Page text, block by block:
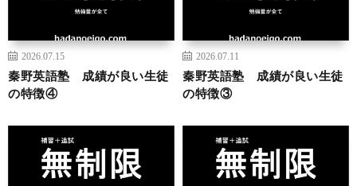
2026.07.15
秦野英語塾 成績が良い生徒
の特徴④
2026.07.11
秦野英語塾 成績が良い生徒
の特徴③